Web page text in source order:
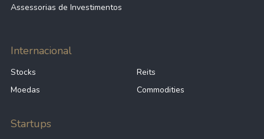
Assessorias de Investimentos
Internacional
Stocks
Reits
Moedas
Commodities
Startups